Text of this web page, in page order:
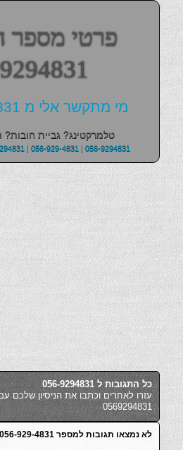
פרטי מספר
מי מתקשר אלי מ 056-9294831?
טלמרקטינג? גביית חובות?
| 056-929-4831| 056-9294831
כל התגובות ל 056-9294831
עזרו לאחרים וכתבו את הניסיון שלכם
0569294831
לא נמצאו תגובות למספר 056-929-4831